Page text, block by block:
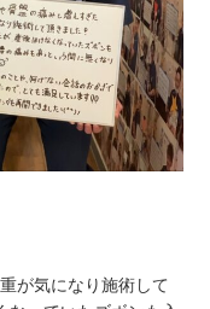
が気になり施術して